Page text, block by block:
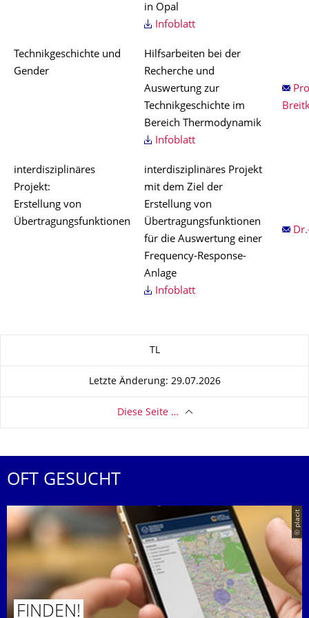
in Opal
Infoblatt
Technikgeschichte und
Gender
Hilfsarbeiten bei der
Recherche und
Auswertung zur
Technikgeschichte im
Bereich Thermodynamik
Infoblatt
interdisziplinäres
Projekt:
Erstellung von
Übertragungsfunktionen
interdisziplinäres Projekt
mit dem Ziel der
Erstellung von
Übertragungsfunktionen
für die Auswertung einer
Frequency-Response-
Anlage
Infoblatt
Letzte Änderung: 29.07.2026
Diese Seite …
OFT GESUCHT
© placit
FINDEN!